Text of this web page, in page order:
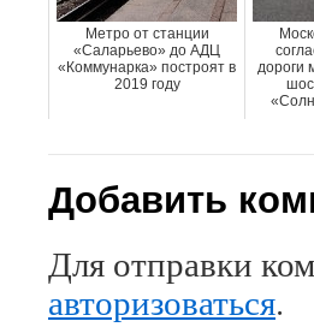
Метро от станции
«Саларьево» до АДЦ
«Коммунарка» построят в
2019 году
дороги
Добавить
Для отправки
авторизоваться.